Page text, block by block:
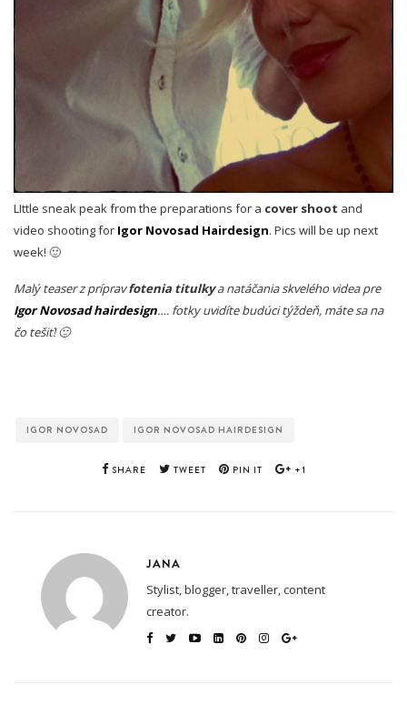
LIttle sneak peak from the preparations for a cover shoot and
video shooting for Igor Novosad Hairdesign. Pics will be up next
week! 🙂
Malý teaser z prípravfotenia titulkya natáčania skvelého videa pre
Igor Novosad hairdesign…. fotky uvidíte budúci týždeň, máte sa na
čo tešiť! 🙂
IGOR NOVOSAD IGOR NOVOSAD HAIRDESIGN
SHARE TWEET PIN IT +1
JANA
Stylist, blogger, traveller, content
creator.